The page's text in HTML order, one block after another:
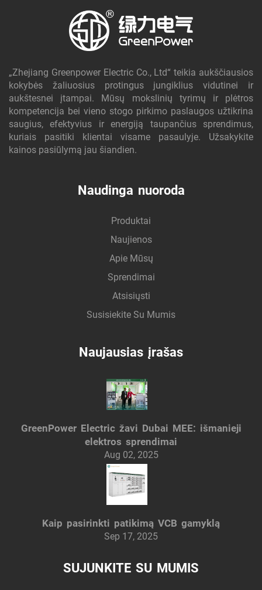
„Zhejiang Greenpower Electric Co., Ltd“ teikia aukščiausios
kokybės žaliuosius protingus jungiklius vidutinei ir
aukštesnei įtampai. Mūsų mokslinių tyrimų ir plėtros
kompetencija bei vieno stogo pirkimo paslaugos užtikrina
saugius, efektyvius ir energiją taupančius sprendimus,
kuriais pasitiki klientai visame pasaulyje. Užsakykite
kainos pasiūlymą jau šiandien.
Naudinga nuoroda
Produktai
Naujienos
Apie Mūsų
Sprendimai
Atsisiųsti
Susisiekite Su Mumis
Naujausias įrašas
GreenPower Electric žavi Dubai MEE: išmanieji
elektros sprendimai
Aug 02, 2025
Kaip pasirinkti patikimą VCB gamyklą
Sep 17, 2025
SUJUNKITE SU MUMIS